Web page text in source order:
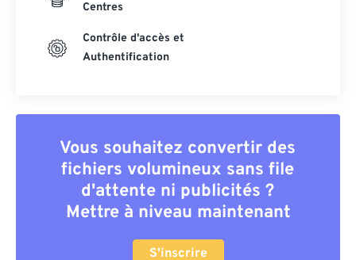
Centres
Contrôle d'accès et
Authentification
Vous souhaitez convertir des
fichiers volumineux sans file
d'attente ni publicités ?
Mettre à niveau maintenant
S'inscrire